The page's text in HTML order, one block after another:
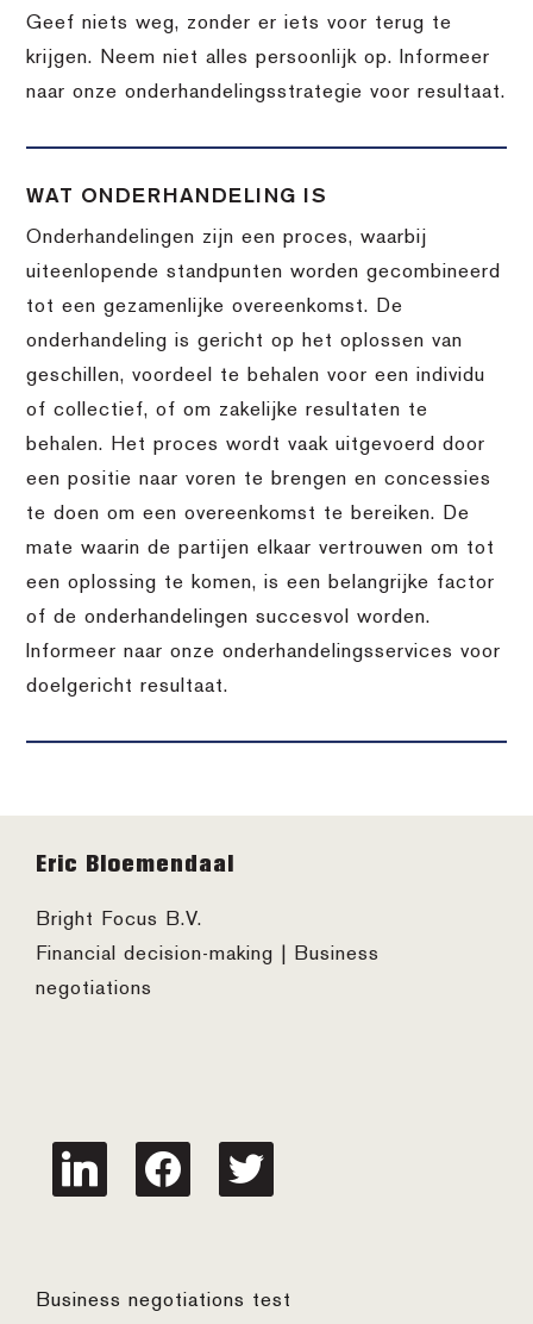
Geef niets weg, zonder er iets voor terug te
krijgen. Neem niet alles persoonlijk op. Informeer
naar onze onderhandelingsstrategie voor resultaat.
WAT ONDERHANDELING IS
Onderhandelingen zijn een proces, waarbij
uiteenlopende standpunten worden gecombineerd
tot een gezamenlijke overeenkomst. De
onderhandeling is gericht op het oplossen van
geschillen, voordeel te behalen voor een individu
of collectief, of om zakelijke resultaten te
behalen. Het proces wordt vaak uitgevoerd door
een positie naar voren te brengen en concessies
te doen om een overeenkomst te bereiken. De
mate waarin de partijen elkaar vertrouwen om tot
een oplossing te komen, is een belangrijke factor
of de onderhandelingen succesvol worden.
Informeer naar onze onderhandelingsservices voor
doelgericht resultaat.
Footer
Eric Bloemendaal
Bright Focus B.V.
Financial decision-making | Business
negotiations
linkedin facebook twitter
Business negotiations test